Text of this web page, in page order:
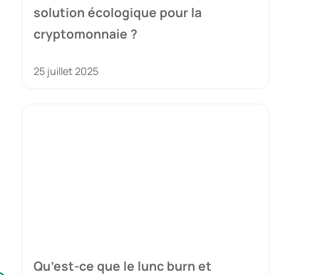
solution écologique pour la
cryptomonnaie ?
25 juillet 2025
Qu’est-ce que le lunc burn et